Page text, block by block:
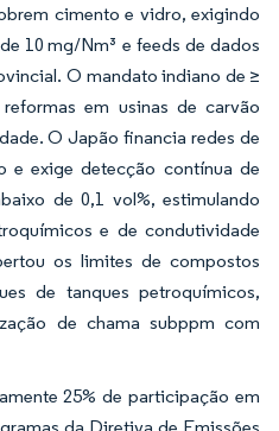
cimento e vidro, exigindo
10 mg/Nm³ e feeds de dados
O mandato indiano de ≥
em usinas de carvão
O Japão financia redes de
e exige detecção contínua de
de 0,1 vol%, estimulando
e de condutividade
os limites de compostos
de tanques petroquímicos,
de chama subppm com
25% de participação em